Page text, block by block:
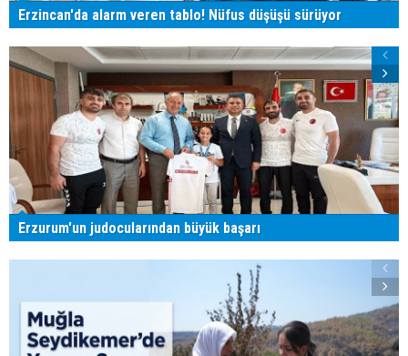
Erzincan'da alarm veren tablo! Nüfus düşüşü sürüyor
Erzurum'un judocularından büyük başarı